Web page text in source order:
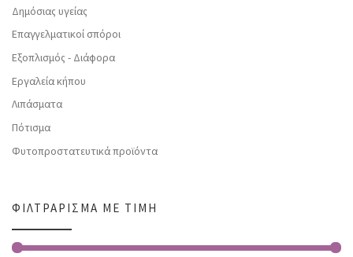
Δημόσιας υγείας
Επαγγελματικοί σπόροι
Εξοπλισμός - Διάφορα
Εργαλεία κήπου
Λιπάσματα
Πότισμα
Φυτοπροστατευτικά προϊόντα
ΦΙΛΤΡΆΡΙΣΜΑ ΜΕ ΤΙΜΉ